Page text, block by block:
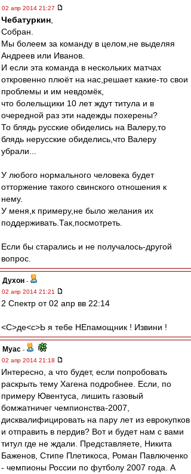
02 апр 2014 21:27
Чебатуркин
Собран.
Мы болеем за команду в целом,не выделяя
Андреев или Иванов.
И если эта команда в нескольких матчах
откровенно плюёт на нас,решает какие-то свои
проблемы и им невдомёк,
что болельщики 10 лет ждут титула и в
очередной раз эти надежды похерены?
То блядь русские обиделись на Валеру,то
блядь нерусские обиделись,что Валеру
убрали...
У любого нормального человека будет
отторжение такого свинского отношения к
нему.
У меня,к примеру,не было желания их
поддерживать.Так,посмотреть.
Если бы старались и не получалось-другой
вопрос.
Духон -
02 апр 2014 21:21
2 Спектр от 02 апр вв 22:14
<C>де<с>Ь я тебе НЕпамощник ! Извини !
Myac -
02 апр 2014 21:18
Интересно, а что будет, если попробовать
раскрыть тему Хагена подробнее. Если, по
примеру Ювентуса, лишить газовый
бомжатничег чемпионства-2007,
дисквалифицировать на пару лет из еврокупков
и отправить в пердив? Вот и будет нам с вами
титул где не ждали. Представляете, Никита
Баженов, Стипе Плетикоса, Роман Павлюченко
- чемпионы России по футболу 2007 года. А